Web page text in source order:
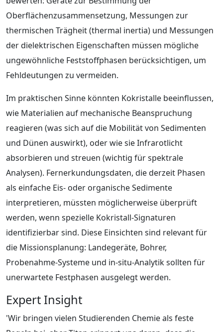
Oberflächenzusammensetzung, Messungen zur
thermischen Trägheit (thermal inertia) und Messungen
der dielektrischen Eigenschaften müssen mögliche
ungewöhnliche Feststoffphasen berücksichtigen, um
Fehldeutungen zu vermeiden.
Im praktischen Sinne könnten Kokristalle beeinflussen,
wie Materialien auf mechanische Beanspruchung
reagieren (was sich auf die Mobilität von Sedimenten
und Dünen auswirkt), oder wie sie Infrarotlicht
absorbieren und streuen (wichtig für spektrale
Analysen). Fernerkundungsdaten, die derzeit Phasen
als einfache Eis- oder organische Sedimente
interpretieren, müssten möglicherweise überprüft
werden, wenn spezielle Kokristall-Signaturen
identifizierbar sind. Diese Einsichten sind relevant für
die Missionsplanung: Landegeräte, Bohrer,
Probenahme-Systeme und in-situ-Analytik sollten für
unerwartete Festphasen ausgelegt werden.
Expert Insight
'Wir bringen vielen Studierenden Chemie als feste